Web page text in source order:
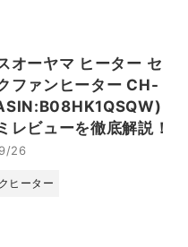
オーヤマ ヒーター セ
ファンヒーター CH-
レビューを徹底解説！
26
ヒーター